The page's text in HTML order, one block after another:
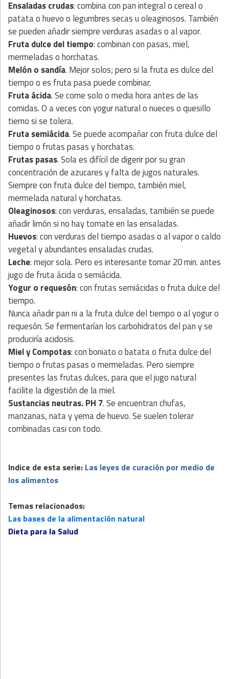
Ensaladas crudas: combina con pan integral o cereal o
patata o huevo o legumbres secas u oleaginosos. También
se pueden añadir siempre verduras asadas o al vapor.
Fruta dulce del tiempo: combinan con pasas, miel,
mermeladas o horchatas.
Melón o sandía. Mejor solos; pero si la fruta es dulce del
tiempo o es fruta pasa puede combinar.
Fruta ácida. Se come solo o media hora antes de las
comidas. O a veces con yogur natural o nueces o quesillo
tierno si se tolera.
Fruta semiácida. Se puede acompañar con fruta dulce del
tiempo o frutas pasas y horchatas.
Frutas pasas. Sola es difícil de digerir por su gran
concentración de azucares y falta de jugos naturales.
Siempre con fruta dulce del tiempo, también miel,
mermelada natural y horchatas.
Oleaginosos: con verduras, ensaladas, también se puede
añadir limón si no hay tomate en las ensaladas.
Huevos: con verduras del tiempo asadas o al vapor o caldo
vegetal y abundantes ensaladas crudas.
Leche: mejor sola. Pero es interesante tomar 20 min. antes
jugo de fruta ácida o semiácida.
Yogur o requesón: con frutas semiácidas o fruta dulce del
tiempo.
Nunca añadir pan ni a la fruta dulce del tiempo o al yogur o
requesón. Se fermentarían los carbohidratos del pan y se
produciría acidosis.
Miel y Compotas: con boniato o batata o fruta dulce del
tiempo o frutas pasas o mermeladas. Pero siempre
presentes las frutas dulces, para que el jugo natural
facilite la digestión de la miel.
Sustancias neutras. PH 7. Se encuentran chufas,
manzanas, nata y yema de huevo. Se suelen tolerar
combinadas casi con todo.
Indice de esta serie: Las leyes de curación por medio de
los alimentos
Temas relacionados:
Las bases de la alimentación natural
Dieta para la Salud